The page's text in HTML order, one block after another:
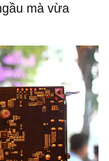
mà vừa